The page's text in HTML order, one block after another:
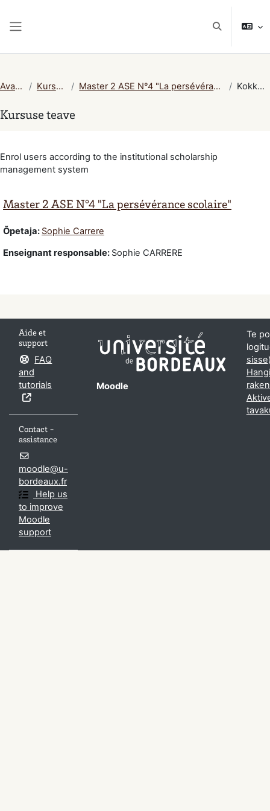
Lülitab
Avaleht Kursused Master 2 ASE N°4 "La persévérance scolaire" Kokkuvõte
Kursuse teave
Enrol users according to the institutional scholarship
management system
Master 2 ASE N°4 "La persévérance scolaire"
Õpetaja: Sophie Carrere
Enseignant responsable: Sophie CARRERE
Aide et
support
FAQ
and
tutorials
Contact -
assistance
moodle@u-
bordeaux.fr
Help us
to improve
Moodle
support
Moodle
Te
sisse